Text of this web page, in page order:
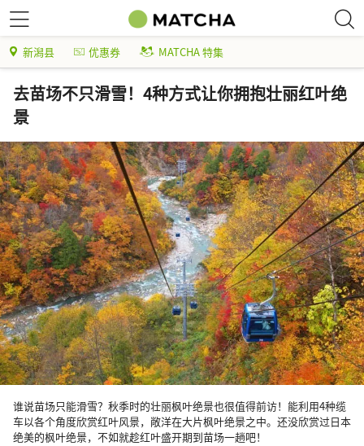
新潟县 优惠券 MATCHA 特集
去苗场不只滑雪！4种方式让你拥抱壮丽红叶绝
景
谁说苗场只能滑雪？秋季时的壮丽枫叶绝景也很值得前访！能利用4种缆
车以各个角度欣赏红叶风景，敞洋在大片枫叶绝景之中。还没欣赏过日本
绝美的枫叶绝景，不如就趁红叶盛开期到苗场一趟吧！